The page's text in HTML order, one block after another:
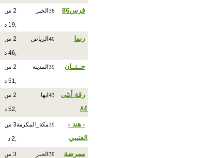
فرس86 38 الخبر 2 س
,19 د
ربما 40 الرياض 2 س
,46 د
حــنــان 39 المدينة 2 س
,51 د
رقة أنثى
٨٤
43 ابها 2 س
,52 د
- هند -
العتيبي
39مكة_المكرمة 3 س
,2 د
ممرضة
39 الخبر 3 س